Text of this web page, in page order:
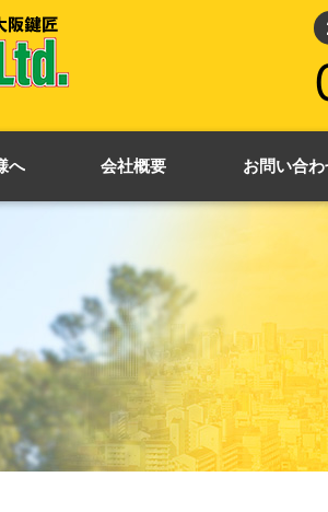
へ 会社概要 お問い合